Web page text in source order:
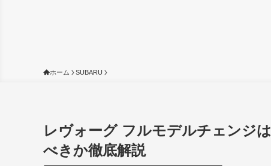
ホーム SUBARU
レヴォーグ フルモデルチェンジ
べきか徹底解説